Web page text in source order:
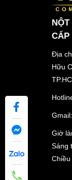
CẤP
Địa
Hữu
Gmail:
Giờ
Sáng